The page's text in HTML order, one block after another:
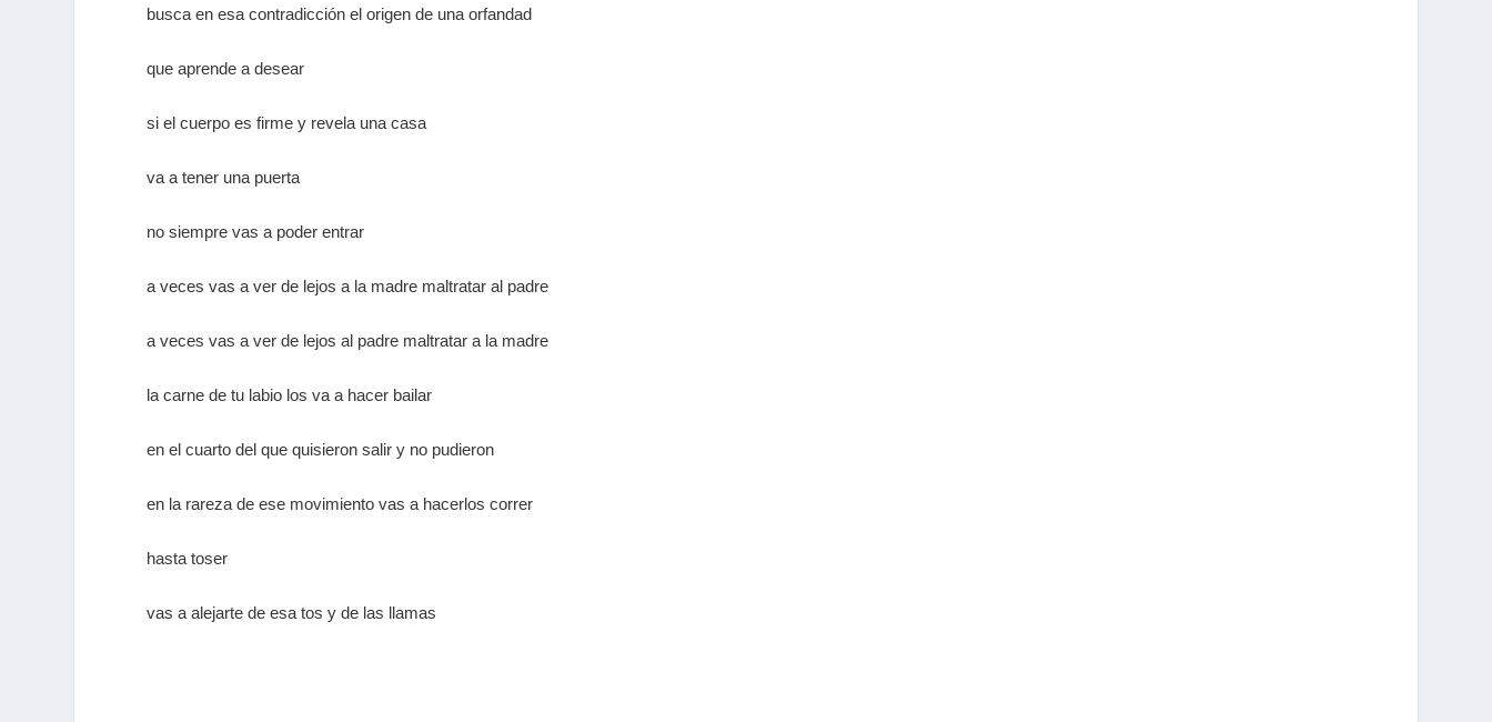
busca en esa contradicción el origen de una orfandad
que aprende a desear
si el cuerpo es firme y revela una casa
va a tener una puerta
no siempre vas a poder entrar
a veces vas a ver de lejos a la madre maltratar al padre
a veces vas a ver de lejos al padre maltratar a la madre
la carne de tu labio los va a hacer bailar
en el cuarto del que quisieron salir y no pudieron
en la rareza de ese movimiento vas a hacerlos correr
hasta toser
vas a alejarte de esa tos y de las llamas